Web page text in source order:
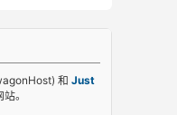
和 Just
。